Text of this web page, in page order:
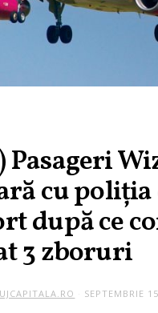
Pasageri
cu
după ce
3 zboruri
SEPTEMBRIE